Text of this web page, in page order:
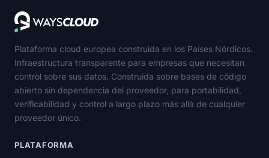
Plataforma cloud europea construida en los Países Nórdicos.
Infraestructura transparente para empresas que necesitan
control sobre sus datos. Construida sobre bases de código
abierto sin dependencia del proveedor, para portabilidad,
verificabilidad y control a largo plazo más allá de cualquier
proveedor único.
PLATAFORMA